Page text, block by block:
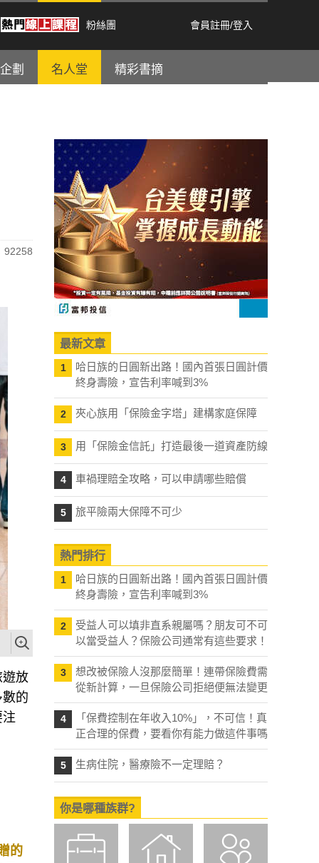
粉絲團 會員註冊/登入
劃 名人堂 精彩書摘
92258
遊放
的
的
最新文章
1
哈日族的日圓新出路！國內首張日圓計價
終身壽險，宣告利率喊到3%
2 夾心族用「保險金字塔」建構家庭保障
3 用「保險金信託」打造最後一道資產防線
4 車禍理賠全攻略，可以申請哪些賠償
5 旅平險兩大保障不可少
熱門排行
1
哈日族的日圓新出路！國內首張日圓計價
終身壽險，宣告利率喊到3%
2
受益人可以填非直系親屬嗎？朋友可不可
以當受益人？保險公司通常有這些要求！
3
想改被保險人沒那麼簡單！連帶保險費需
從新計算，一旦保險公司拒絕便無法變更
4
「保費控制在年收入10%」，不可信！真
正合理的保費，要看你有能力做這件事嗎
5 生病住院，醫療險不一定理賠？
你是哪種族群?